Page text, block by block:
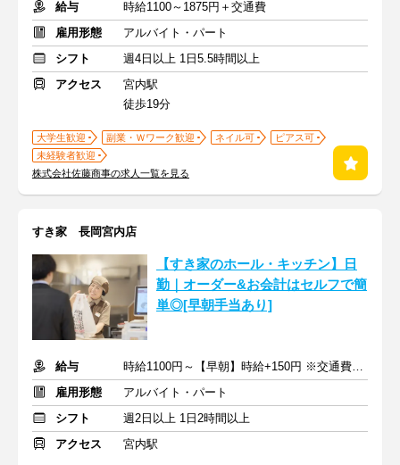
給与
時給1100～1875円＋交通費
雇用形態
アルバイト・パート
シフト
週4日以上 1日5.5時間以上
アクセス
宮内駅
徒歩19分
大学生歓迎 副業・Ｗワーク歓迎 ネイル可
ピアス可
未経験者歓迎
株式会社佐藤商事の求人一覧を見る
すき家 長岡宮内店
【すき家のホール・キッチン】日
勤｜オーダー&お会計はセルフで簡
単◎[早朝手当あり]
給与
時給1100円～【早朝】時給+150円 ※交通費支給
雇用形態
アルバイト・パート
シフト
週2日以上 1日2時間以上
アクセス
宮内駅